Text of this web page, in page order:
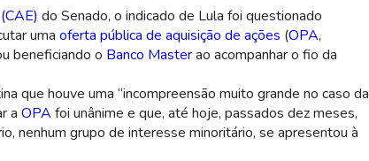
do Senado, o indicado de Lula foi questionado
uma oferta pública de aquisição de ações (OPA,
beneficiando o Banco Masterao acompanhar o fio da
que houve uma “incompreensão muito grande no caso da
a OPA foi unânime e que, até hoje, passados dez meses,
nenhum grupo de interesse minoritário, se apresentou à